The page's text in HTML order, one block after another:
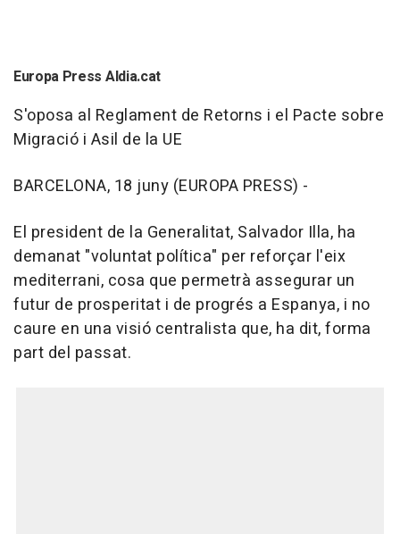
Europa Press Aldia.cat
S'oposa al Reglament de Retorns i el Pacte sobre
Migració i Asil de la UE
BARCELONA, 18 juny (EUROPA PRESS) -
El president de la Generalitat, Salvador Illa, ha
demanat "voluntat política" per reforçar l'eix
mediterrani, cosa que permetrà assegurar un
futur de prosperitat i de progrés a Espanya, i no
caure en una visió centralista que, ha dit, forma
part del passat.